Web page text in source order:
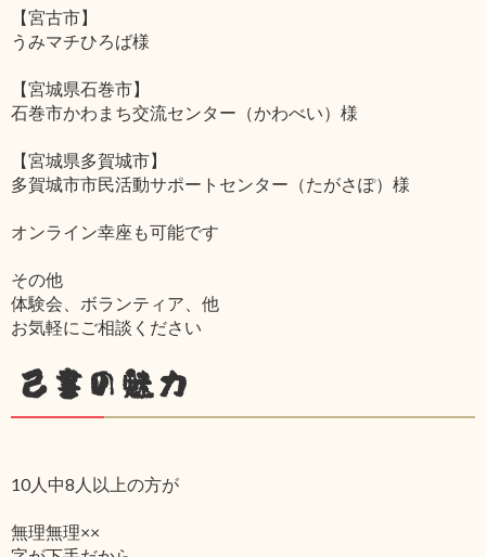
【宮古市】
うみマチひろば様
【宮城県石巻市】
石巻市かわまち交流センター（かわべい）様
【宮城県多賀城市】
多賀城市市民活動サポートセンター（たがさぽ）様
オンライン幸座も可能です
その他
体験会、ボランティア、他
お気軽にご相談ください
己書の魅力
10人中8人以上の方が
無理無理××